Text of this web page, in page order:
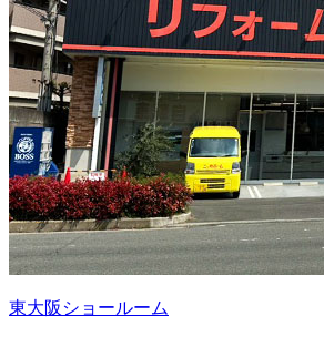
東大阪ショールーム